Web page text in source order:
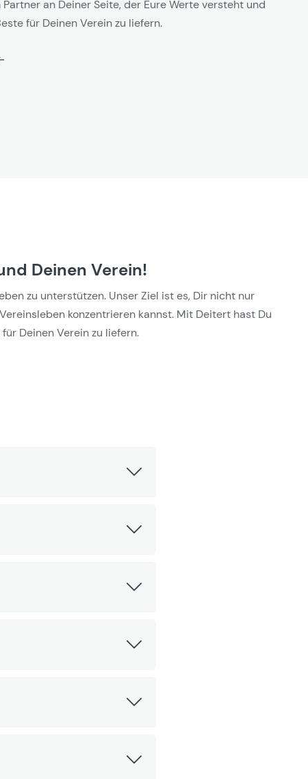
an Deiner Seite, der Eure Werte versteht und
für Deinen Verein zu liefern.
Deinen Verein!
zu unterstützen. Unser Ziel ist es, Dir nicht nur
konzentrieren kannst. Mit Deitert hast Du
Deinen Verein zu liefern.